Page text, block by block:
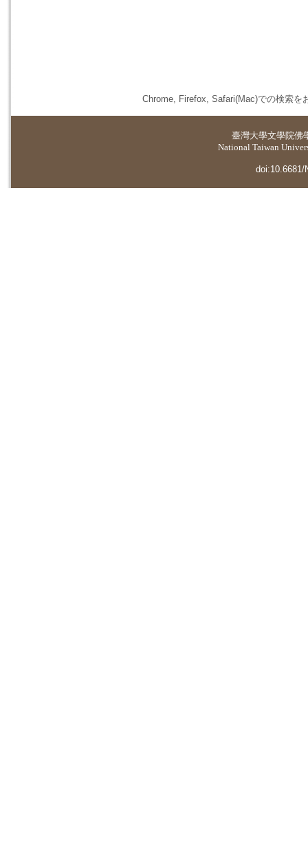
Chrome, Firefox, Safari(Mac)での検索を
臺灣大學文學院佛
National Taiwan
doi:10.6681/